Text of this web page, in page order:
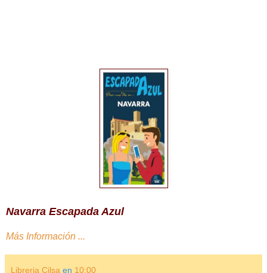
Navarra Escapada Azul
Más Información ...
Libreria Cilsa en 10:00